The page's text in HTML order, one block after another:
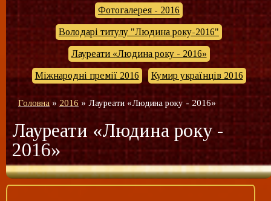
Фотогалерея - 2016
Володарі титулу "Людина року-2016"
Лауреати «Людина року - 2016»
Міжнародні премії 2016 Кумир українців 2016
Головна » 2016 » Лауреати «Людина року - 2016»
Лауреати «Людина року -
2016»